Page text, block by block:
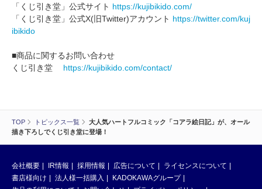
TOP トピックス一覧
大人気ハートフルコミック「コアラ絵日記」が、オール
描き下ろしでくじ引き堂に登場！
「くじ引き堂」公式サイト https://kujibikido.com/
「くじ引き堂」公式X(旧Twitter)アカウント https://twitter.com/kuj
ibikido
■商品に関するお問い合わせ
くじ引き堂 https://kujibikido.com/contact/
会社概要 IR情報 採用情報 広告について
ライセンスについて
書店様向け
法人様一括購入
KADOKAWAグループ